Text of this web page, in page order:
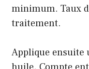
minimum. Taux
traitement.
Applique ensuite